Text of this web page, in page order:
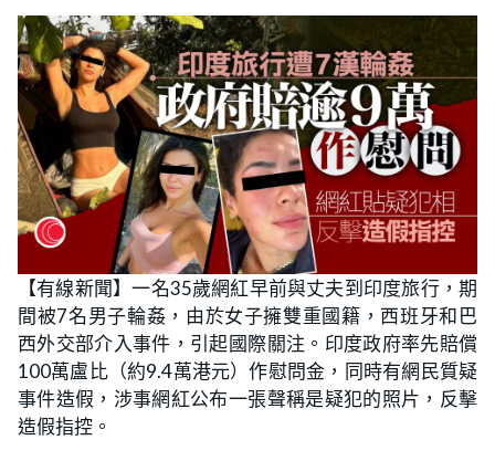
【有線新聞】一名35歲網紅早前與丈夫到印度旅行，期
間被7名男子輪姦，由於女子擁雙重國籍，西班牙和巴
西外交部介入事件，引起國際關注。印度政府率先賠償
100萬盧比（約9.4萬港元）作慰問金，同時有網民質疑
事件造假，涉事網紅公布一張聲稱是疑犯的照片，反擊
造假指控。